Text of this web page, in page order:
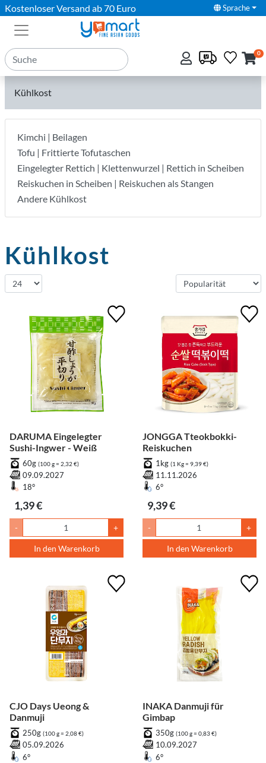
Kostenloser Versand ab 70 Euro Sprache
0
Kühlkost
Kimchi | Beilagen
Tofu | Frittierte Tofutaschen
Eingelegter Rettich | Klettenwurzel | Rettich in Scheiben
Reiskuchen in Scheiben | Reiskuchen als Stangen
Andere Kühlkost
Kühlkost
DARUMA Eingelegter
Sushi-Ingwer - Weiß
60g (100 g = 2,32 €)
09.09.2027
18°
1,39 €
- +
In den Warenkorb
JONGGA Tteokbokki-
Reiskuchen
1kg (1 Kg = 9,39 €)
11.11.2026
6°
9,39 €
- +
In den Warenkorb
CJO Days Ueong &
Danmuji
250g (100 g = 2,08 €)
05.09.2026
6°
INAKA Danmuji für
Gimbap
350g (100 g = 0,83 €)
10.09.2027
6°